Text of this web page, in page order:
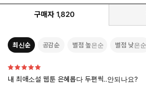
구매자 1,820
최신순 공감순 별점 높은순 별점 낮은순
내 최애소설 웹툰 은혜롭다 두편씩..안되나요?